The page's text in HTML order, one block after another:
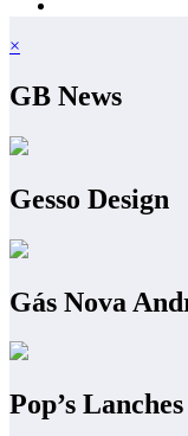
×
GB News
Gesso Design
Gás Nova
Pop’s Lanches